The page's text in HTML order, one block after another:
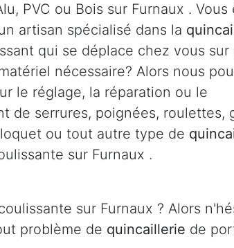
PVC ou Bois sur Furnaux . Vous
artisan spécialisé dans la
qui se déplace chez vous sur
nécessaire? Alors nous
le réglage, la réparation ou le
de serrures, poignées, roulettes,
ou tout autre type de
sur Furnaux .
sur Furnaux ? Alors
problème de quincaillerie de